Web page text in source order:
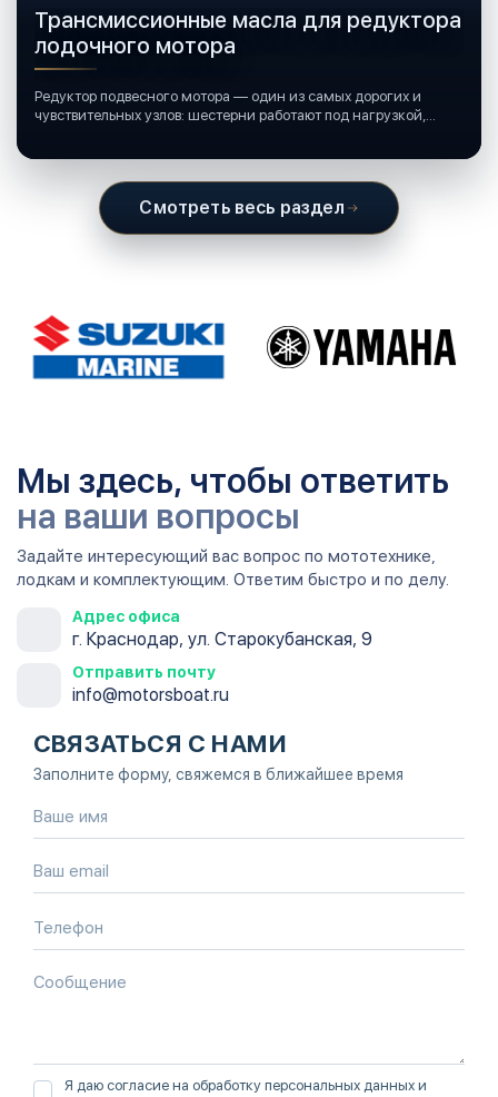
Трансмиссионные масла для редуктора
лодочного мотора
Редуктор подвесного мотора — один из самых дорогих и
чувствительных узлов: шестерни работают под нагрузкой,
Смотреть весь раздел
Мы здесь, чтобы ответить
на ваши вопросы
Задайте интересующий вас вопрос по мототехнике,
лодкам и комплектующим. Ответим быстро и по делу.
Адрес офиса
г. Краснодар, ул. Старокубанская, 9
Отправить почту
info@motorsboat.ru
СВЯЗАТЬСЯ С НАМИ
Заполните форму, свяжемся в ближайшее время
Я даю согласие на обработку персональных данных и